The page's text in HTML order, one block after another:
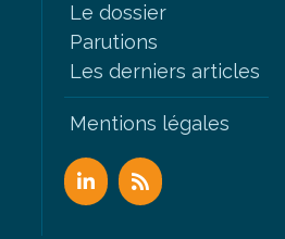
Le dossier
Parutions
Les derniers articles
Mentions légales